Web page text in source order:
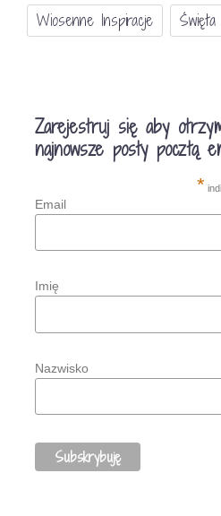
Wiosenne Inspiracje
Zarejestruj się aby
najnowsze posty pocztą
*
Email
Imię
Nazwisko